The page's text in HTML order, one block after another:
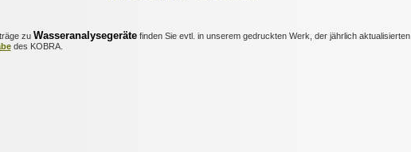
zu Wasseranalysegerätefinden Sie evtl. in unserem gedruckten Werk, der jährlich aktualisierten
des KOBRA.